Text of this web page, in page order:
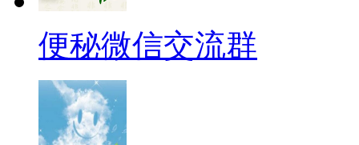
便秘微信交流群